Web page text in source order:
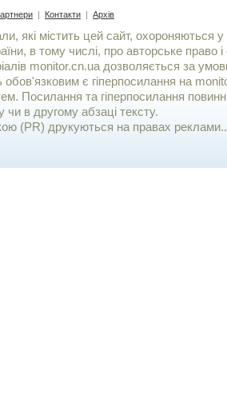
| Контакти | Архів
які містить цей сайт, охороняються у
в тому числі, про авторське право і
monitor.cn.ua дозволяється за
є гiперпосилання на
Посилання та гіперпосилання
в другому абзаці тексту.
(PR) друкуються на правах реклами..